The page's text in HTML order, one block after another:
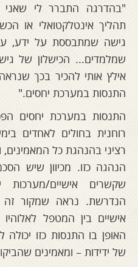
"בהדרגה התברר לי שאני
תהליך אינטלקטואלי או
גישה שמתבססת על ידע,
שמלמדים... הכישלון של
אילץ אותי להכיר בכך
התנסות במערכת יחסים."
התנסות במערכת יחסים
רוחנית בחולים לאחדים
רציני בהנהגת כל המאמינים,
הנהגה כזו. מכיוון שיש
שקשרים אישיים/
הנדרשת. נראה שמקור זה
אישיים בין המטפל
האופן בו התנסות כזו
של ידידות – ומאמינים